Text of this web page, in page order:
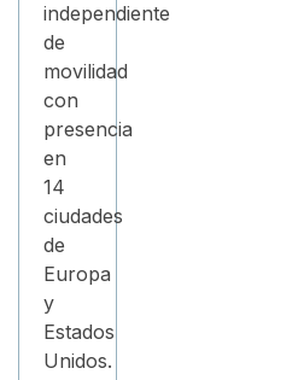
independiente
de
movilidad
con
presencia
en
14
ciudades
de
Europa
y
Estados
Unidos.